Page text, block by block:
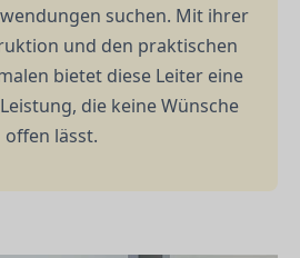
suchen. Mit ihrer
und den praktischen
bietet diese Leiter eine
die keine Wünsche
offen lässt.